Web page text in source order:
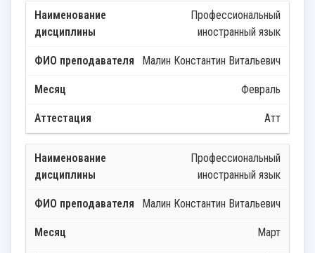
Профессиональный
иностранный язык
Малин Константин Витальевич
Февраль
Атт
Профессиональный
иностранный язык
Малин Константин Витальевич
Март